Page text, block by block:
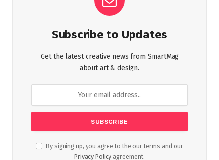
Subscribe to Updates
Get the latest creative news from SmartMag
about art & design.
By signing up, you agree to the our terms and our
Privacy Policy agreement.